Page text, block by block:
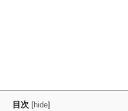
目次 [hide]